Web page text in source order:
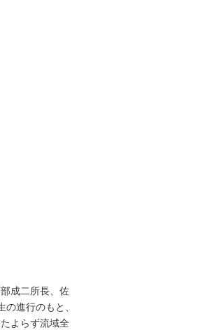
成二所長、佐
進行のもと、
よらず流域全